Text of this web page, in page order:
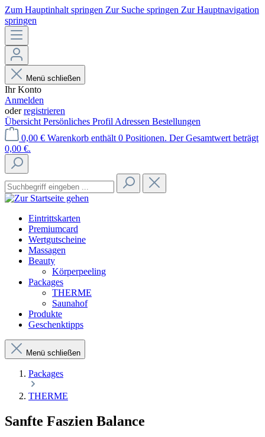
Zum Hauptinhalt springen Zur Suche springen Zur Hauptnavigation
springen
Menü schließen
Ihr Konto
Anmelden
oderregistrieren
Übersicht Persönliches Profil Adressen Bestellungen
0,00 € Warenkorb enthält 0 Positionen. Der Gesamtwert beträgt
0,00 €.
Eintrittskarten
Premiumcard
Wertgutscheine
Massagen
Beauty
Körperpeeling
Packages
THERME
Saunahof
Produkte
Geschenktipps
Menü schließen
Packages
THERME
Sanfte Faszien Balance